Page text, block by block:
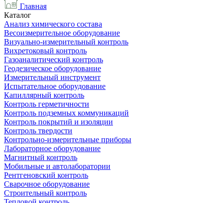
Главная
Каталог
Анализ химического состава
Весоизмерительное оборудование
Визуально-измерительный контроль
Вихретоковый контроль
Газоаналитический контроль
Геодезическое оборудование
Измерительный инструмент
Испытательное оборудование
Капиллярный контроль
Контроль герметичности
Контроль подземных коммуникаций
Контроль покрытий и изоляции
Контроль твердости
Контрольно-измерительные приборы
Лабораторное оборудование
Магнитный контроль
Мобильные и автолаборатории
Рентгеновский контроль
Сварочное оборудование
Строительный контроль